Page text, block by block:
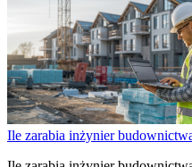
Ile zarabia inżynier